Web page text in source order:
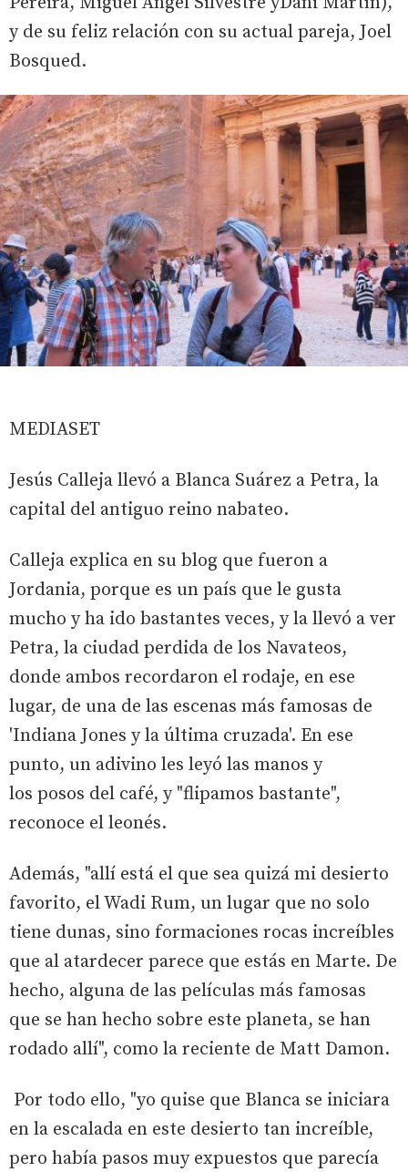
y de su feliz relación con su actual pareja, Joel
Bosqued.
MEDIASET
Jesús Calleja llevó a Blanca Suárez a Petra, la
capital del antiguo reino nabateo.
Calleja explica en su blog que fueron a
Jordania, porque es un país que le gusta
mucho y ha ido bastantes veces, y la llevó a ver
Petra, la ciudad perdida de los Navateos,
donde ambos recordaron el rodaje, en ese
lugar, de una de las escenas más famosas de
'Indiana Jones y la última cruzada'. En ese
punto, un adivino les leyó las manos y
los posos del café, y "flipamos bastante",
reconoce el leonés.
Además, "allí está el que sea quizá mi desierto
favorito, el Wadi Rum, un lugar que no solo
tiene dunas, sino formaciones rocas increíbles
que al atardecer parece que estás en Marte. De
hecho, alguna de las películas más famosas
que se han hecho sobre este planeta, se han
rodado allí", como la reciente de Matt Damon.
Por todo ello, "yo quise que Blanca se iniciara
en la escalada en este desierto tan increíble,
pero había pasos muy expuestos que parecía